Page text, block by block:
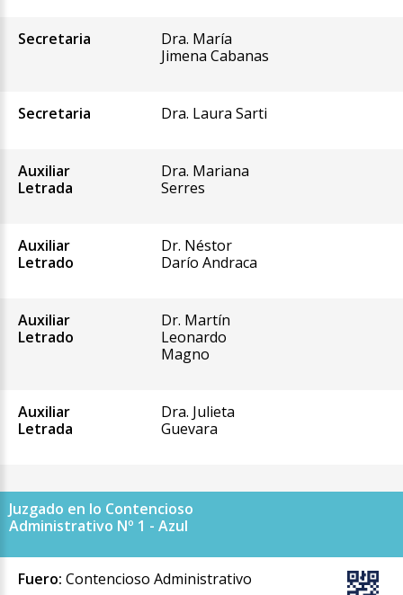
Secretaria
Dra. María
Jimena Cabanas
Secretaria Dra. Laura Sarti
Auxiliar
Letrada
Dra. Mariana
Serres
Auxiliar
Letrado
Dr. Néstor
Darío Andraca
Auxiliar
Letrado
Dr. Martín
Leonardo
Magno
Auxiliar
Letrada
Dra. Julieta
Guevara
Juzgado en lo Contencioso
Administrativo Nº 1 - Azul
Fuero: Contencioso Administrativo